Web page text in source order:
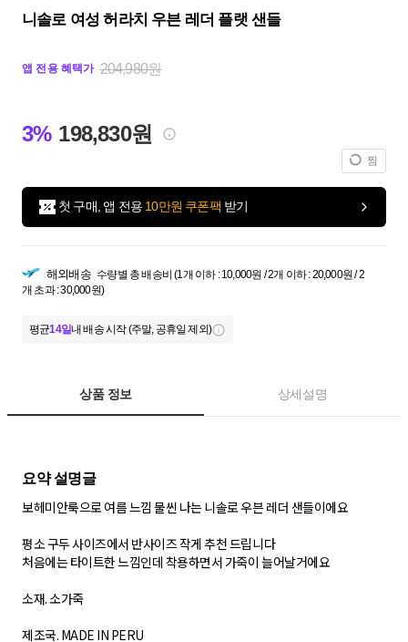
니솔로 여성 허라치 우븐 레더 플랫 샌들
앱 전용 혜택가 204,980원
3% 198,830원
찜
첫 구매, 앱 전용 10만원 쿠폰팩 받기
해외배송 수량별 총 배송비 (1개 이하 : 10,000원 / 2개 이하 : 20,000원 / 2
개 초과 : 30,000원)
평균14일내 배송 시작 (주말, 공휴일 제외)
상품 정보 상세설명
요약 설명글
보헤미안룩으로 여름 느낌 물씬 나는 니솔로 우븐 레더 샌들이에요
평소 구두 사이즈에서 반사이즈 작게 추천 드립니다
처음에는 타이트한 느낌인데 착용하면서 가죽이 늘어날거에요
소재. 소가죽
제조국. MADE IN PERU